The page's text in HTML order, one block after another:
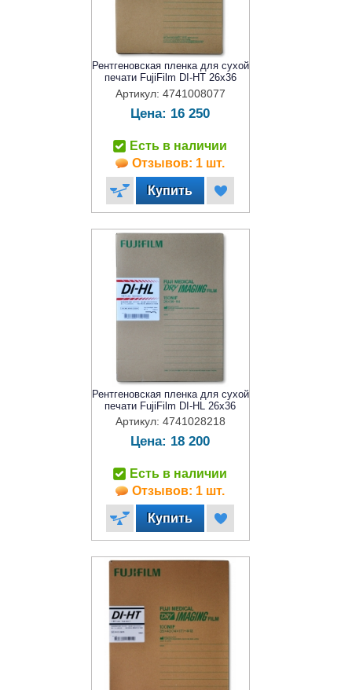
Рентгеновская пленка для сухой
печати FujiFilm DI-HT 26x36
Артикул: 4741008077
Цена: 16 250
Есть в наличии
Отзывов: 1 шт.
Рентгеновская пленка для сухой
печати FujiFilm DI-HL 26x36
Артикул: 4741028218
Цена: 18 200
Есть в наличии
Отзывов: 1 шт.